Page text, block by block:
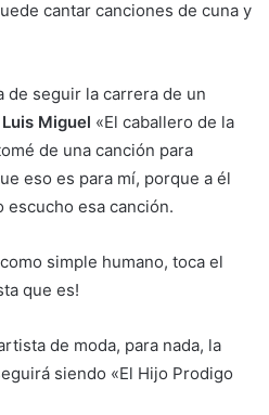
cantar canciones de cuna y
de seguir la carrera de un
Luis Miguel «El caballero de la
de una canción para
eso es para mí, porque a él
escucho esa canción.
simple humano, toca el
que es!
de moda, para nada, la
siendo «El Hijo Prodigo